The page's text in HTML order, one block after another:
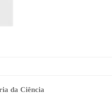
da Ciência